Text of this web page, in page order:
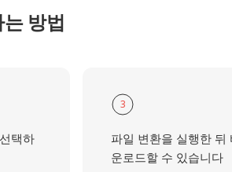
방법
택하
3
파일 변환을 실행한
운로드할 수 있습니다